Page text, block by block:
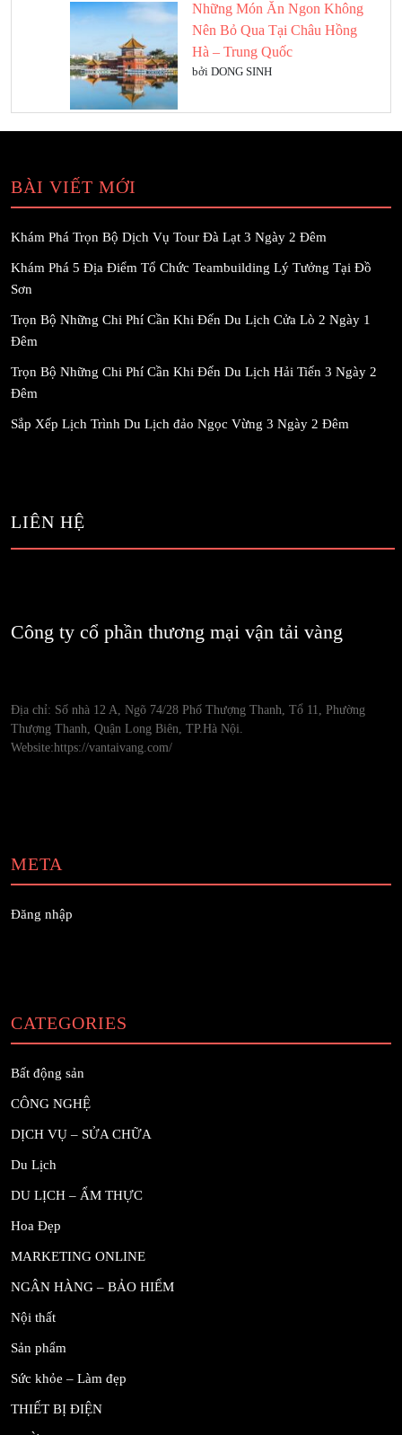
Những Món Ăn Ngon Không
Nên Bỏ Qua Tại Châu Hồng
Hà – Trung Quốc
bởi DONG SINH
BÀI VIẾT MỚI
Khám Phá Trọn Bộ Dịch Vụ Tour Đà Lạt 3 Ngày 2 Đêm
Khám Phá 5 Địa Điểm Tổ Chức Teambuilding Lý Tưởng Tại Đồ
Sơn
Trọn Bộ Những Chi Phí Cần Khi Đến Du Lịch Cửa Lò 2 Ngày 1
Đêm
Trọn Bộ Những Chi Phí Cần Khi Đến Du Lịch Hải Tiến 3 Ngày 2
Đêm
Sắp Xếp Lịch Trình Du Lịch đảo Ngọc Vừng 3 Ngày 2 Đêm
LIÊN HỆ
Công ty cổ phần thương mại vận tải vàng
Địa chỉ: Số nhà 12 A, Ngõ 74/28 Phố Thượng Thanh, Tổ 11, Phường
Thượng Thanh, Quận Long Biên, TP.Hà Nội.
Website:https://vantaivang.com/
META
Đăng nhập
CATEGORIES
Bất động sản
CÔNG NGHỆ
DỊCH VỤ – SỬA CHỮA
Du Lịch
DU LỊCH – ẨM THỰC
Hoa Đẹp
MARKETING ONLINE
NGÂN HÀNG – BẢO HIỂM
Nội thất
Sản phẩm
Sức khỏe – Làm đẹp
THIẾT BỊ ĐIỆN